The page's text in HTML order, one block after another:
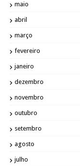
maio
abril
março
fevereiro
janeiro
dezembro
novembro
outubro
setembro
agosto
julho